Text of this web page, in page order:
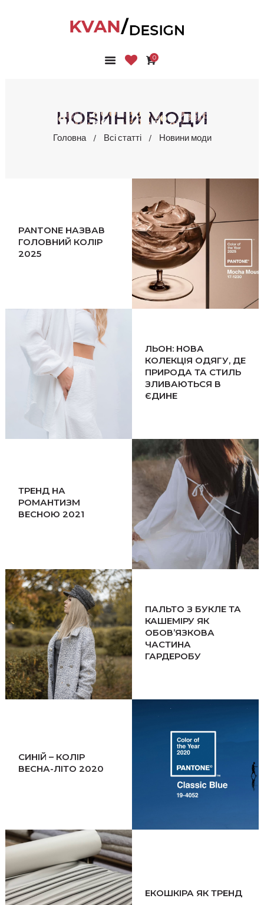
0
НОВИНИ МОДИ
Головна Всі статті Новини моди
ГОЛОВНА
ПРО НАС
БЛОГ
PANTONE НАЗВАВ
ГОЛОВНИЙ КОЛІР
2025
ЛЬОН: НОВА
КОЛЕКЦІЯ ОДЯГУ, ДЕ
ПРИРОДА ТА СТИЛЬ
ЗЛИВАЮТЬСЯ В
ЄДИНЕ
ТРЕНД НА
РОМАНТИЗМ
ВЕСНОЮ 2021
ПАЛЬТО З БУКЛЕ ТА
КАШЕМІРУ ЯК
ОБОВ’ЯЗКОВА
ЧАСТИНА
ГАРДЕРОБУ
СИНІЙ – КОЛІР
ВЕСНА-ЛІТО 2020
ЕКОШКІРА ЯК ТРЕНД